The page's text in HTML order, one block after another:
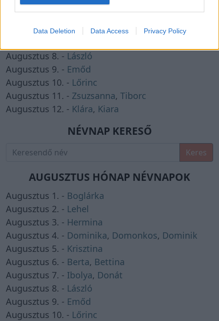
Data Deletion Data Access Privacy Policy
KÖZELGŐ NÉVNAPOK
Augusztus 8. - László
Augusztus 9. - Emőd
Augusztus 10. - Lőrinc
Augusztus 11. - Zsuzsanna, Tiborc
Augusztus 12. - Klára, Kiara
NÉVNAP KERESŐ
Keres
AUGUSZTUS HÓNAP NÉVNAPOK
Augusztus 1. - Boglárka
Augusztus 2. - Lehel
Augusztus 3. - Hermina
Augusztus 4. - Dominika, Domonkos, Dominik
Augusztus 5. - Krisztina
Augusztus 6. - Berta, Bettina
Augusztus 7. - Ibolya, Donát
Augusztus 8. - László
Augusztus 9. - Emőd
Augusztus 10. - Lőrinc